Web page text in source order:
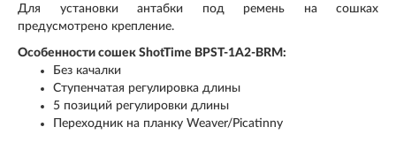
Для установки антабки под ремень на сошках
предусмотрено крепление.
Особенности сошек ShotTime BPST-1A2-BRM:
Без качалки
Ступенчатая регулировка длины
5 позиций регулировки длины
Переходник на планку Weaver/Picatinny